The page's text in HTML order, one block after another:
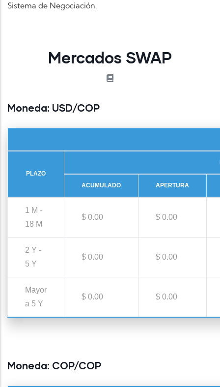
Sistema de Negociación.
Mercados SWAP
Moneda: USD/COP
PLAZO
ACUMULADO APERTURA
1 M -
18 M
$ 0.00 $ 0.00
2 Y -
5 Y
$ 0.00 $ 0.00
Mayor
a 5 Y
$ 0.00 $ 0.00
Moneda: COP/COP